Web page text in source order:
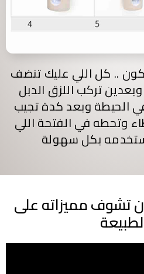
.. كل اللي عليك تنضف
تركب اللزق الدبل
الحيطة وبعد كدة تجيب
وتحطه في الفتحة اللي
بكل سهولة
تشوف مميزاته على